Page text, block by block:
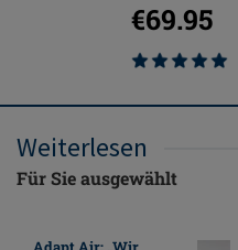
€69.95
Weiterlesen
Für Sie ausgewählt